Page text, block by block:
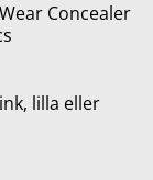
Concealer
lilla eller